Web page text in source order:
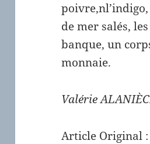
poivre,nl’indigo,
de mer salés,
banque, un
monnaie.
Valérie
Article Original